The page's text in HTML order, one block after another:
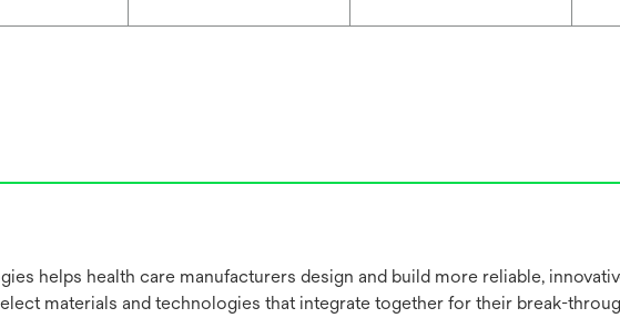
helps health care manufacturers design and build more reliable,
materials and technologies that integrate together for their break-